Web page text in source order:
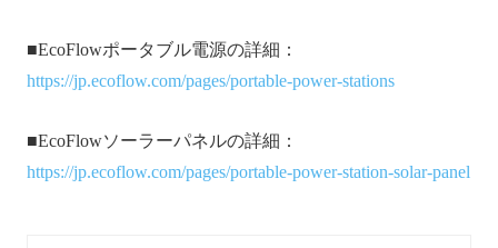
■EcoFlowポータブル電源の詳細：
https://jp.ecoflow.com/pages/portable-power-stations
■EcoFlowソーラーパネルの詳細：
https://jp.ecoflow.com/pages/portable-power-station-solar-panel